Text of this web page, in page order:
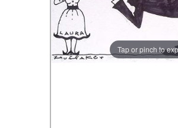
Tap or pinch to